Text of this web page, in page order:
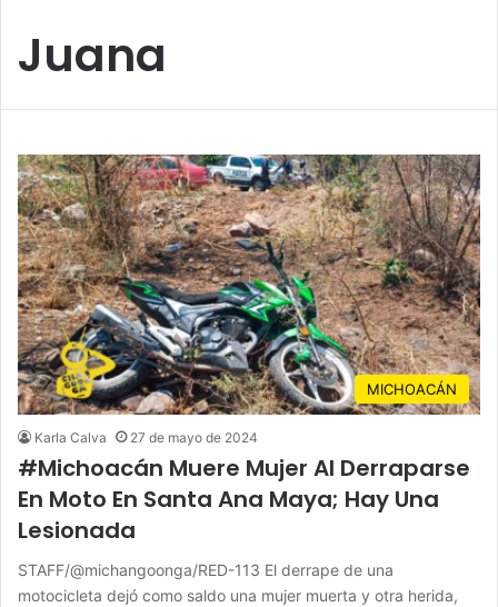
Juana
MICHOACÁN
Karla Calva 27 de mayo de 2024
#Michoacán Muere Mujer Al Derraparse
En Moto En Santa Ana Maya; Hay Una
Lesionada
STAFF/@michangoonga/RED-113 El derrape de una
motocicleta dejó como saldo una mujer muerta y otra herida,